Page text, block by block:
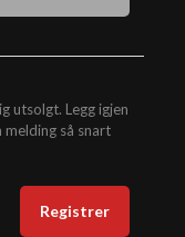
utsolgt. Legg igjen
melding så snart
Registrer